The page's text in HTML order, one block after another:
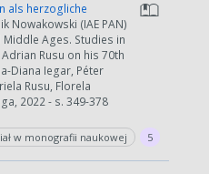
als herzogliche
Nowakowski (IAE PAN)
Ages. Studies in
Rusu on his 70th
Diana Iegar, Péter
Rusu, Florela
2022 - s. 349-378
w monografii naukowej 5